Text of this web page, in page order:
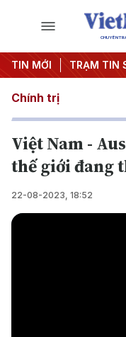
CHUYÊN
TIN MỚI TRẠM TIN
2027 #Đưa
Chính trị
Việt Nam -
thế giới đang
22-08-2023, 18:52